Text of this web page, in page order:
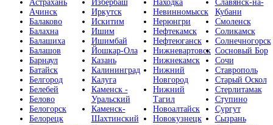
Астрахань
Ачинск
Балаково
Балахна
Балашиха
Балашов
Барнаул
Батайск
Белгород
Белебей
Белово
Белогорск
Белорецк
Избербаш
Иркутск
Искитим
Ишим
Ишимбай
Йошкар-Ола
Казань
Калининград
Калуга
Каменск -
Уральский
Каменск-
Шахтинский
Находка
Невинномысск
Нерюнгри
Нефтекамск
Нефтеюганск
Нижневартовск
Нижнекамск
Нижний
Новгород
Нижний
Тагил
Новоалтайск
Новокузнецк
Славянск-на-
Кубани
Смоленск
Соликамск
Солнечногорск
Сосновый Бор
Сочи
Ставрополь
Старый Оскол
Стерлитамак
Ступино
Сургут
Сызрань